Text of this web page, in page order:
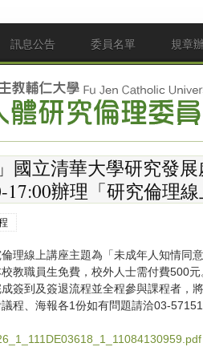
訊息公告 委員名單 規章
國立清華大學研究發
17:00辦理「研究倫理線
理線上講座主題為「未成年人知情同
教職員生免費，校外人士需付費500元
簽到及簽退流程並全程參與課程者，
程、海報各1份如有問題請洽03-